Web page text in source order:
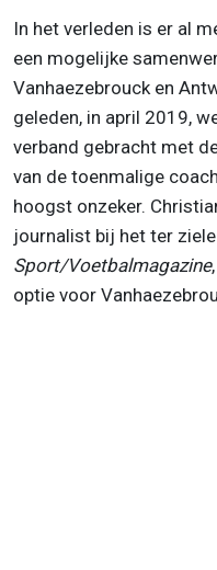
In het verleden is er al
een mogelijke
Vanhaezebrouck en
geleden, in april 2019,
verband gebracht met
van de toenmalige
hoogst onzeker.
journalist bij het ter
Sport/Voetbalmagazine
optie voor